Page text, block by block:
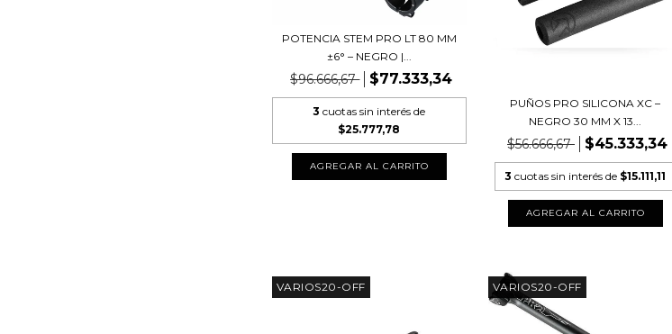
POTENCIA STEM PRO LT 80 MM
±6° – NEGRO |...
$96.666,67 $77.333,34
3 cuotas sin interés de
$25.777,78
PUÑOS PRO SILICONA XC –
NEGRO 30 MM X 13...
$56.666,67 $45.333,34
3 cuotas sin interés de $15.111,11
VARIOS20-OFF VARIOS20-OFF